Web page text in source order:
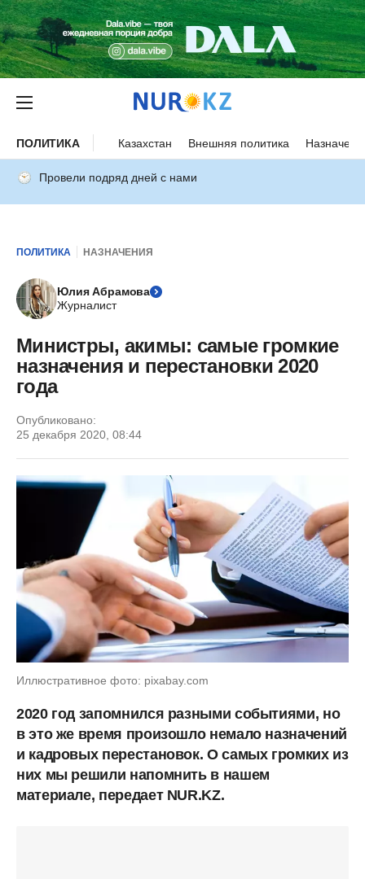
ПОЛИТИКА Казахстан Внешняя политика
Провели подряд дней с нами
ПОЛИТИКА НАЗНАЧЕНИЯ
Юлия Абрамова
Журналист
Министры, акимы: самые громкие
назначения и перестановки 2020
года
Опубликовано:
25 декабря 2020, 08:44
Иллюстративное фото: pixabay.com
2020 год запомнился разными событиями, но
в это же время произошло немало назначений
и кадровых перестановок. О самых громких из
них мы решили напомнить в нашем
материале, передает NUR.KZ.